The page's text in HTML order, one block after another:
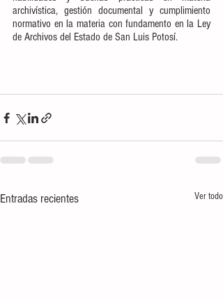
archivística, gestión documental y cumplimiento
normativo en la materia con fundamento en la Ley
de Archivos del Estado de San Luis Potosí.
Entradas recientes Ver todo